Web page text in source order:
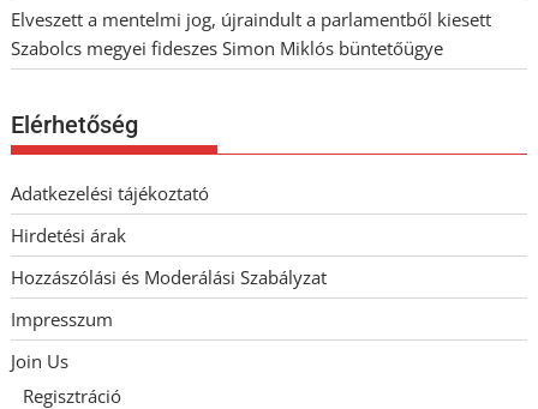
Elveszett a mentelmi jog, újraindult a parlamentből kiesett
Szabolcs megyei fideszes Simon Miklós büntetőügye
Elérhetőség
Adatkezelési tájékoztató
Hirdetési árak
Hozzászólási és Moderálási Szabályzat
Impresszum
Join Us
Regisztráció